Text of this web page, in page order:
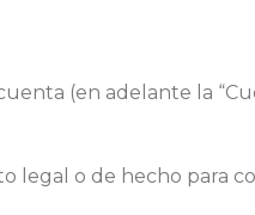
(en adelante la
legal o de hecho para